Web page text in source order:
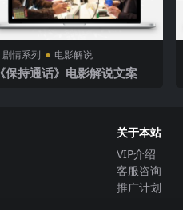
剧情系列 电影解说
《保持通话》电影解说文案
关于本站
VIP介绍
客服咨询
推广计划